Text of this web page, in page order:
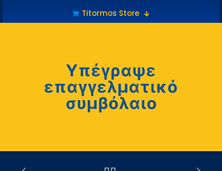
Titormos Store
Υπέγραψε
επαγγελματικό
συμβόλαιο